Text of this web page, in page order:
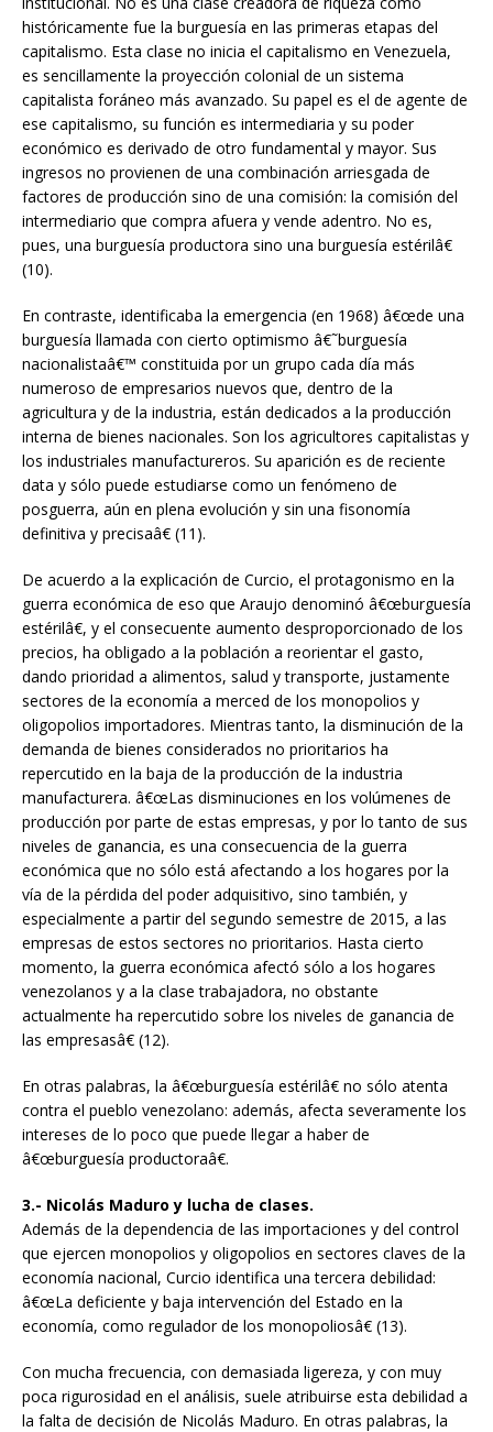
históricamente fue la burguesía en las primeras etapas del
capitalismo. Esta clase no inicia el capitalismo en Venezuela,
es sencillamente la proyección colonial de un sistema
capitalista foráneo más avanzado. Su papel es el de agente de
ese capitalismo, su función es intermediaria y su poder
económico es derivado de otro fundamental y mayor. Sus
ingresos no provienen de una combinación arriesgada de
factores de producción sino de una comisión: la comisión del
intermediario que compra afuera y vende adentro. No es,
pues, una burguesía productora sino una burguesía estérilâ€
(10).
En contraste, identificaba la emergencia (en 1968) â€œde una
burguesía llamada con cierto optimismo â€˜burguesía
nacionalistaâ€™ constituida por un grupo cada día más
numeroso de empresarios nuevos que, dentro de la
agricultura y de la industria, están dedicados a la producción
interna de bienes nacionales. Son los agricultores capitalistas y
los industriales manufactureros. Su aparición es de reciente
data y sólo puede estudiarse como un fenómeno de
posguerra, aún en plena evolución y sin una fisonomía
definitiva y precisaâ€ (11).
De acuerdo a la explicación de Curcio, el protagonismo en la
guerra económica de eso que Araujo denominó â€œburguesía
estérilâ€, y el consecuente aumento desproporcionado de los
precios, ha obligado a la población a reorientar el gasto,
dando prioridad a alimentos, salud y transporte, justamente
sectores de la economía a merced de los monopolios y
oligopolios importadores. Mientras tanto, la disminución de la
demanda de bienes considerados no prioritarios ha
repercutido en la baja de la producción de la industria
manufacturera. â€œLas disminuciones en los volúmenes de
producción por parte de estas empresas, y por lo tanto de sus
niveles de ganancia, es una consecuencia de la guerra
económica que no sólo está afectando a los hogares por la
vía de la pérdida del poder adquisitivo, sino también, y
especialmente a partir del segundo semestre de 2015, a las
empresas de estos sectores no prioritarios. Hasta cierto
momento, la guerra económica afectó sólo a los hogares
venezolanos y a la clase trabajadora, no obstante
actualmente ha repercutido sobre los niveles de ganancia de
las empresasâ€ (12).
En otras palabras, la â€œburguesía estérilâ€ no sólo atenta
contra el pueblo venezolano: además, afecta severamente los
intereses de lo poco que puede llegar a haber de
â€œburguesía productoraâ€.
3.- Nicolás Maduro y lucha de clases.
Además de la dependencia de las importaciones y del control
que ejercen monopolios y oligopolios en sectores claves de la
economía nacional, Curcio identifica una tercera debilidad:
â€œLa deficiente y baja intervención del Estado en la
economía, como regulador de los monopoliosâ€ (13).
Con mucha frecuencia, con demasiada ligereza, y con muy
poca rigurosidad en el análisis, suele atribuirse esta debilidad a
la falta de decisión de Nicolás Maduro. En otras palabras, la